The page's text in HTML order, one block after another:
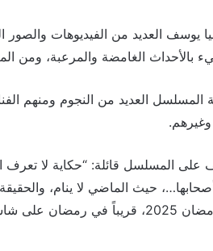
يوسف العديد من الفيديوهات والصور
بالأحداث الغامضة والمرعبة، ومن
المسلسل العديد من النجوم ومنهم
على المسلسل قائلة: “حكاية لا
أصحابها…، حيث الماضي لا ينام،
الخطايا.. ملحمة رمضان 2025،